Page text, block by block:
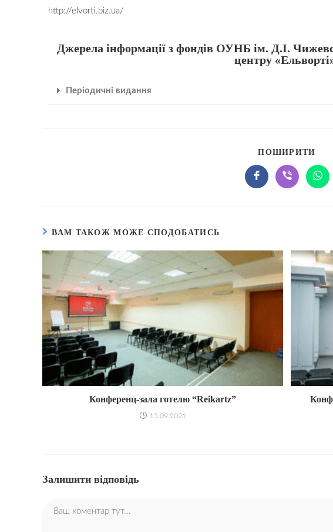
http://elvorti.biz.ua/
Джерела інформації з фондів ОУНБ ім. Д.І.
центру
Періодичні видання
ПОШИРИТИ
ВАМ ТАКОЖ МОЖЕ СПОДОБАТИСЬ
Конференц-зала готелю “Reikartz”
15.09.2021
Залишити відповідь